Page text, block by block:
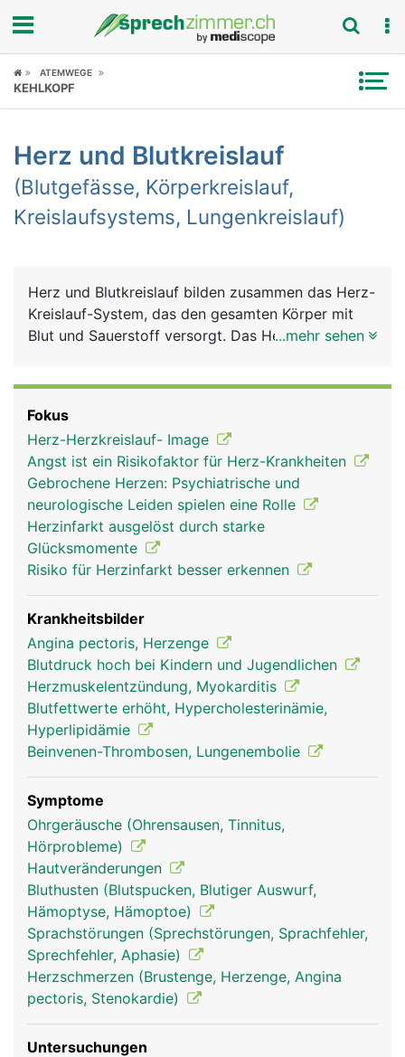
Fokus
Symptome
Untersuchungen
Ratgeber
Rubriken
ATEMWEGE
KEHLKOPF
Herz und Blutkreislauf
(Blutgefässe, Körperkreislauf,
Kreislaufsystems, Lungenkreislauf)
Herz und Blutkreislauf bilden zusammen das Herz-
Kreislauf-System, das den gesamten Körper mit
Blut und Sauerstoff versorgt. Das Herz ist dabei
den lebensnotwendigen Sauerstoff anzureichern.
Herz, Blutkreislauf und Lunge bilden daher eine
Funktionseinheit. Alle Blutgefässe, die das Blut
vom Herz wegleiten, heissen Arterien; alle
Blutgefässe, die das Blut zum Herz hinführen,
heissen Venen. Genau genommen hat der Körper
zwei ineinandergreifende Blutkreisläufe: den
grossen Körperkreislauf und den kleineren
Lungenkreislauf. Das in der Lunge mit Sauerstoff
angereicherte Blut fliesst über die Lungenvenen
zum linken Herzvorhof und in die linke
Herzkammer. Von dort wird das sauerstoffreiche
Blut über die Hauptschlagader (Aorta) in den
Körper gepumpt. In umgekehrter Richtung fliesst
das verbrauchte (sauerstoffarme und
kohlendioxidreiche) Blut über die Körpervenen
Herzkammer, von wo es über die Lungenarterien
in die Lunge gepumpt wird, um wieder mit
frischem Sauerstoff aufgetankt zu werden. Das
Herz pumpt dabei das Blut unermüdlich durch
beide Blutkreisläufe. Wird bei Anstrengung mehr
Sauerstoff benötigt pumpt es schneller, in Ruhe
pumpt es langsamer. Im Schnitt dauert es etwa
eine Minute, bis das Blut einmal durch den Körper
zirkuliert.
...mehr sehen
Fokus
Herz-Herzkreislauf- Image
Angst ist ein Risikofaktor für Herz-Krankheiten
Gebrochene Herzen: Psychiatrische und
neurologische Leiden spielen eine Rolle
Herzinfarkt ausgelöst durch starke
Glücksmomente
Risiko für Herzinfarkt besser erkennen
Krankheitsbilder
Angina pectoris, Herzenge
Blutdruck hoch bei Kindern und Jugendlichen
Herzmuskelentzündung, Myokarditis
Blutfettwerte erhöht, Hypercholesterinämie,
Hyperlipidämie
Beinvenen-Thrombosen, Lungenembolie
Symptome
Ohrgeräusche (Ohrensausen, Tinnitus,
Hörprobleme)
Hautveränderungen
Bluthusten (Blutspucken, Blutiger Auswurf,
Hämoptyse, Hämoptoe)
Sprachstörungen (Sprechstörungen, Sprachfehler,
Sprechfehler, Aphasie)
Herzschmerzen (Brustenge, Herzenge, Angina
pectoris, Stenokardie)
Untersuchungen